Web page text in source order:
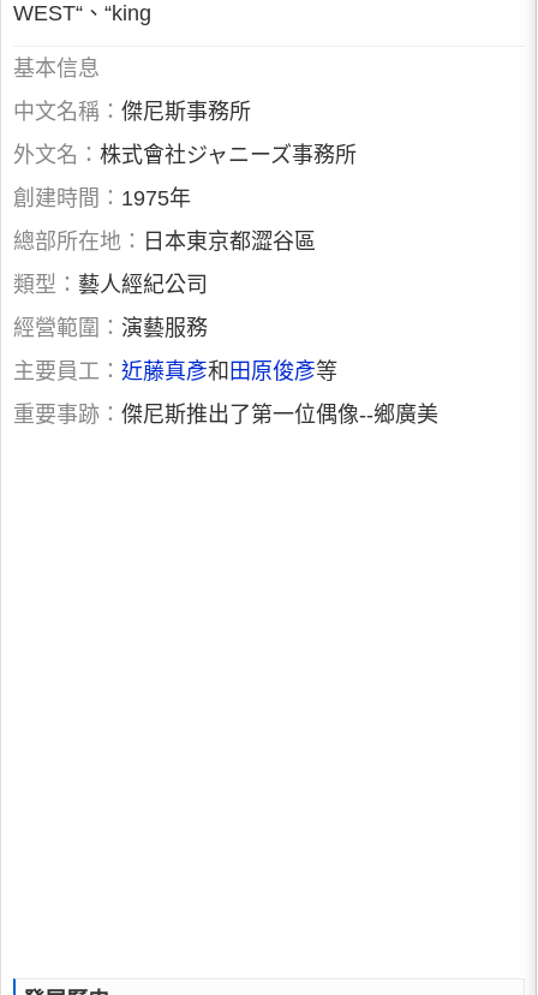
WEST“、“king
基本信息
中文名稱： 傑尼斯事務所
外文名： 株式會社ジャニーズ事務所
創建時間： 1975年
總部所在地： 日本東京都澀谷區
類型： 藝人經紀公司
經營範圍： 演藝服務
主要員工： 近藤真彥和 田原俊彥等
重要事跡： 傑尼斯推出了第一位偶像--鄉廣美